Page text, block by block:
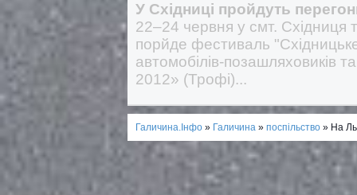
У Східниці пройдуть
22–24 червня у смт. Східниця
порйде фестиваль
автомобілів-позашляховиків
2012» (Трофі)...
Галичина.Інфо » Галичина » поспільство » На